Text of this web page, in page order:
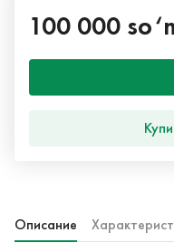
100 000
Описание